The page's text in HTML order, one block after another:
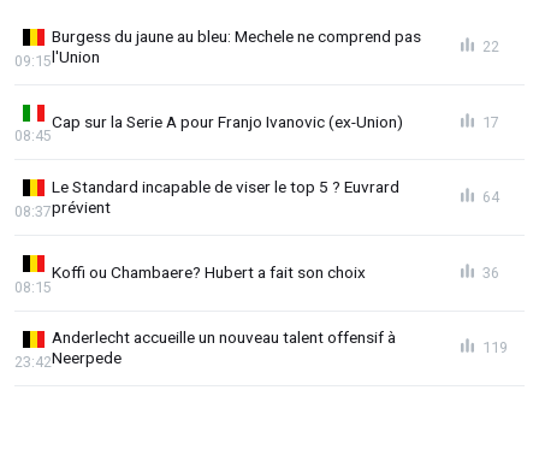
Burgess du jaune au bleu: Mechele ne comprend pas
l'Union
09:15
22
Cap sur la Serie A pour Franjo Ivanovic (ex-Union)
08:45
17
Le Standard incapable de viser le top 5 ? Euvrard
prévient
08:37
64
Koffi ou Chambaere? Hubert a fait son choix
08:15
36
Anderlecht accueille un nouveau talent offensif à
Neerpede
23:42
119